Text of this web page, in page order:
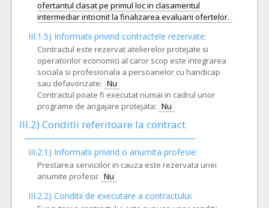
ofertantul clasat pe primul loc in clasamentul
III.1.5) Informatii privind contractele rezervate:
Contractul este rezervat atelierelor protejate si
operatorilor economici al caror scop este integrarea
sociala si profesionala a persoanelor cu handicap
sau defavorizate: Nu
Contractul poate fi executat numai in cadrul unor
programe de angajare protejata: Nu
III.2) Conditii referitoare la contract
III.2.1) Informatii privind o anumita profesie:
Prestarea serviciilor in cauza este rezervata unei
anumite profesii: Nu
III.2.2) Conditii de executare a contractului: